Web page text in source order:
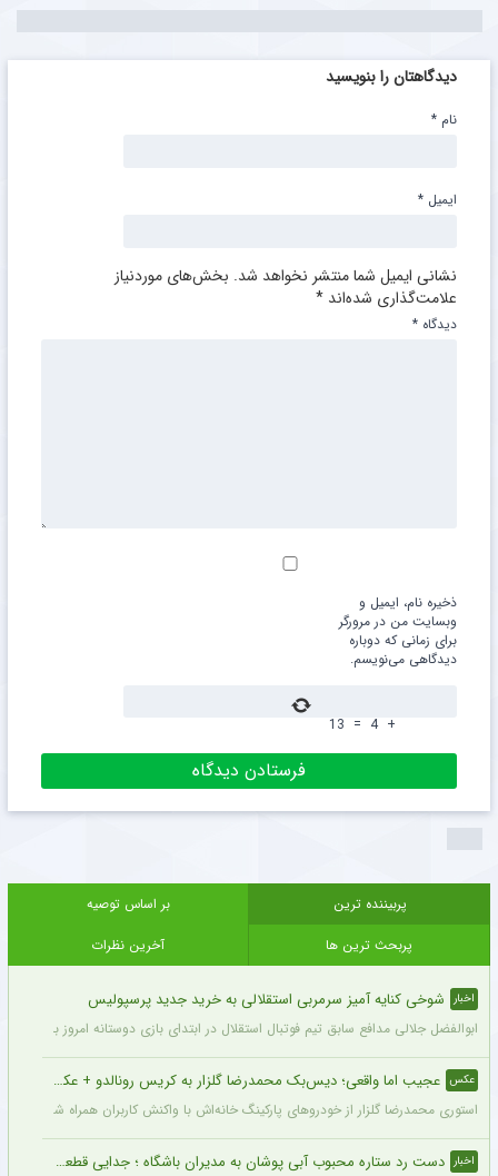
دیدگاهتان را بنویسید
نشانی ایمیل شما منتشر نخواهد شد. بخش‌های موردنیاز
علامت‌گذاری شده‌اند *
دیدگاه *
نام *
ایمیل *
ذخیره نام، ایمیل و
وبسایت من در مرورگر
برای زمانی که دوباره
دیدگاهی می‌نویسم.
+
4
=
13
پربیننده ترین
بر اساس توصیه
پربحث ترین ها
آخرین نظرات
اخبار شوخی کنایه آمیز سرمربی استقلالی به خرید جدید پرسپولیس
ابوالفضل جلالی مدافع سابق تیم فوتبال استقلال در ابتدای بازی دوستانه امروز با
عکس عجیب اما واقعی؛ دیس‌بک محمدرضا گلزار به کریس رونالدو + عکس
استوری محمدرضا گلزار از خودروهای پارکینگ خانه‌اش با واکنش کاربران همراه شده و
اخبار دست رد ستاره محبوب آبی پوشان به مدیران باشگاه ؛ جدایی قطعی است !